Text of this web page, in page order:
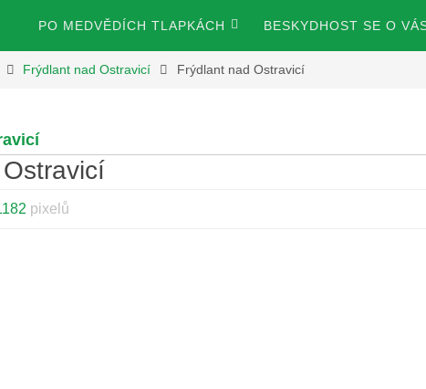
PO MEDVĚDÍCH TLAPKÁCH
BESKYDHOST SE O
Frýdlant nad Ostravicí Frýdlant nad Ostravicí
pixelů